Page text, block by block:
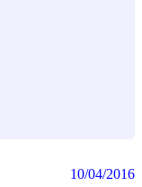
10/04/2016